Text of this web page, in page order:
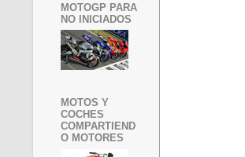
MOTOGP PARA
NO INICIADOS
MOTOS Y
COCHES
COMPARTIEND
O MOTORES